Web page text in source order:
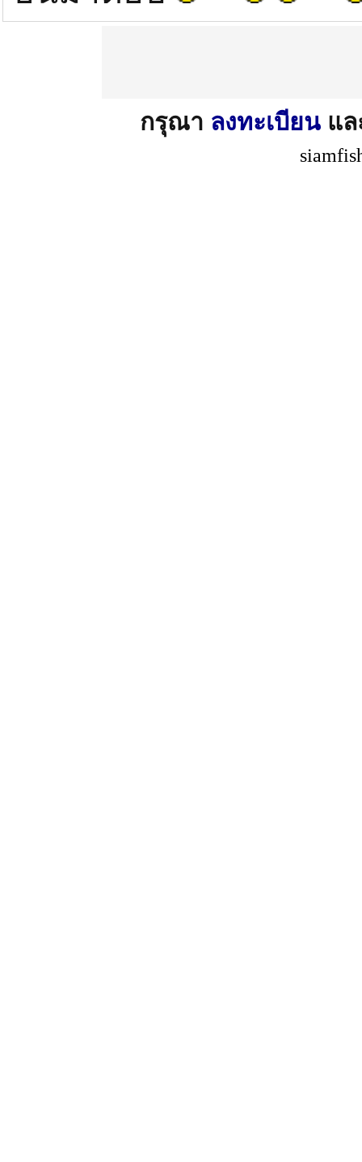
กรุณา ลงทะเบียน แ